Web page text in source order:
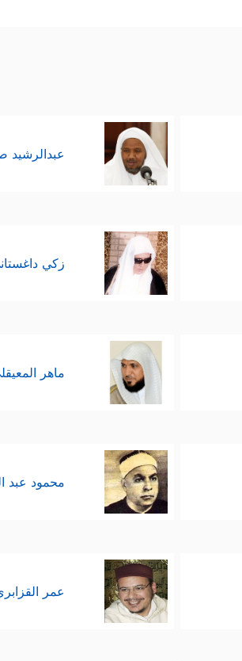
عن دعوتهم والمحاورة
وَسَلَـٰمٌ عَلَى ٱلۡمُرۡسَلِینَ
ومن سارَ على نهجك وحمل
العالمين.
عبدالرشيد
زكي
ماهر
محمود عبد
عمر